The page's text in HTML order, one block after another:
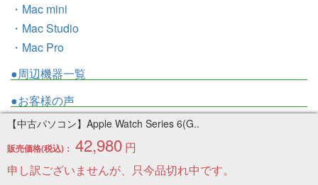
【中古パソコン】Apple Watch Series 6(G..
販売価格(税込)： 42,980 円
申し訳ございませんが、只今品切れ中です。
・Mac mini
・Mac Studio
・Mac Pro
●周辺機器一覧
●お客様の声
●トピックス
●お問い合わせ